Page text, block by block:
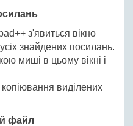
з'явиться вікно
знайдених посилань.
миші в цьому вікні і
виділених
файл